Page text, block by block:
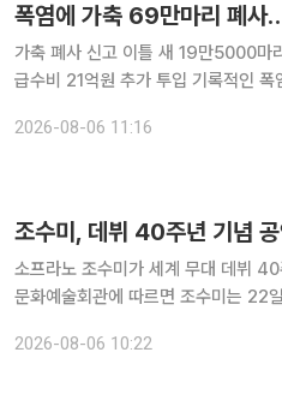
폭염에 가축 69만마리 폐사
가축 폐사 신고 이틀 새 19만5000
급수비 21억원 추가 투입 기록적인 폭염과 가뭄이 농촌을 동시에 덮치면서 가축 폐사 신고가 69만
가뭄 단계에 진입했다. 정부는 오전
2026-08-06 11:16
조수미, 데뷔 40주년 기념
소프라노 조수미가 세계 무대 데뷔 40주
문화예술회관에 따르면 조수미는 22
40년 음악 여정을 되돌아보고 앞으로
2026-08-06 10:22